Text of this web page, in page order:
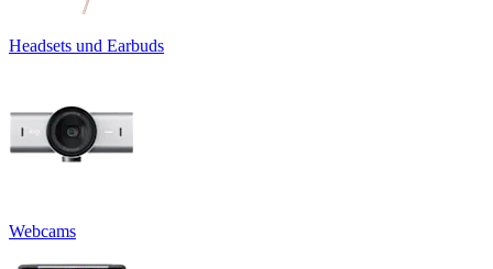
Headsets und Earbuds
Webcams